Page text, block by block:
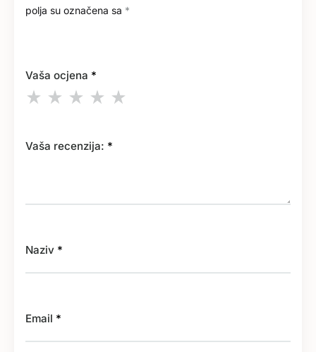
polja su označena sa *
Vaša ocjena *
Vaša recenzija: *
Naziv *
Email *